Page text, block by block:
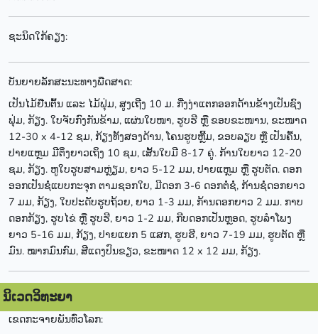
ຊະນິດໃກ້ຄຽງ:
ບັນຍາຍລັກສະນະທາງພືດສາດ:
ເປັນໄມ້ຢືນຕົ້ນ ແລະ ໄມ້ຟຸ່ມ, ສູງເຖີງ 10 ມ. ກີ່ງງ່າແຕກອອກດ້ານຂ້າງເປັນຊົງ
ຟຸ່ມ, ກ້ຽງ. ໃບຈັບກົງກັນຂ້າມ, ແຜ່ນໃບໜາ, ຮູບຮີ ຫຼື ຂອບຂະໜານ, ຂະໜາດ
12-30 x 4-12 ຊມ, ກ້ຽງທັ້ງສອງດ້ານ, ໂຄນຮູບຫຼີ້ມ, ຂອບລຽບ ຫຼື ເປັນຄື້ນ,
ປາຍແຫຼມ ມີຕິ່ງຍາວເຖິງ 10 ຊມ, ເສັ້ນໃບມີ 8-17 ຄູ່. ກ້ານໃບຍາວ 12-20
ຊມ, ກ້ຽງ. ຫູໃບຮູບສາມຫຼ່ຽມ, ຍາວ 5-12 ມມ, ປາຍແຫຼມ ຫຼື ຮູບຕັດ. ດອກ
ອອກເປັນຊໍ່ແບບກະຈຸກ ຕາມຊອກໃບ, ມີດອກ 3-6 ດອກຕໍ່ຊໍ່, ກ້ານຊໍ່ດອກຍາວ
7 ມມ, ກ້ຽງ, ໃບປະດັບຮູບຖ້ວຍ, ຍາວ 1-3 ມມ, ກ້ານດອກຍາວ 2 ມມ. ກາບ
ດອກກ້ຽງ, ຮູບໄຂ່ ຫຼື ຮູບຮີ, ຍາວ 1-2 ມມ, ກີບດອກເປັນຫຼອດ, ຮູບລຳໂພງ
ຍາວ 5-16 ມມ, ກ້ຽງ, ປາຍແຍກ 5 ແສກ, ຮູບຮີ, ຍາວ 7-19 ມມ, ຮູບຕັດ ຫຼື
ມົນ. ໝາກມົນກົມ, ສີແດງປົນຂຽວ, ຂະໜາດ 12 x 12 ມມ, ກ້ຽງ.
ນິເວດວິທະຍາ
ເຂດກະຈາຍພັນທົ່ວໂລກ: